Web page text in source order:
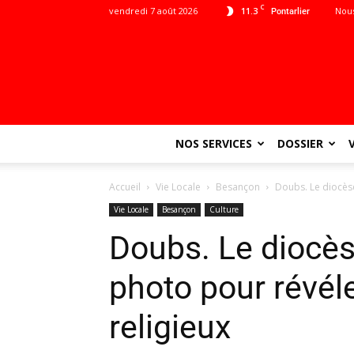
11.3 C Pontarlier
vendredi 7 août 2026
NOS SERVICES DOSSIER
Accueil Vie Locale Besançon Doubs. Le
Vie Locale Besançon Culture
Doubs. Le
photo pour
religieux